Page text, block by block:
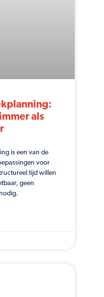
als
is een van de
voor
tijd willen
geen